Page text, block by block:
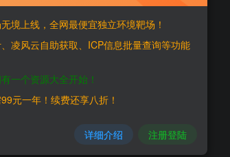
行重置密碼，如：
境上线，全网最便宜独立环境靶场！
凌风云自助获取、ICP信息批量查询等功能
一个资源大全开始！
元一年！续费还享八折！
详细介绍 注册登陆